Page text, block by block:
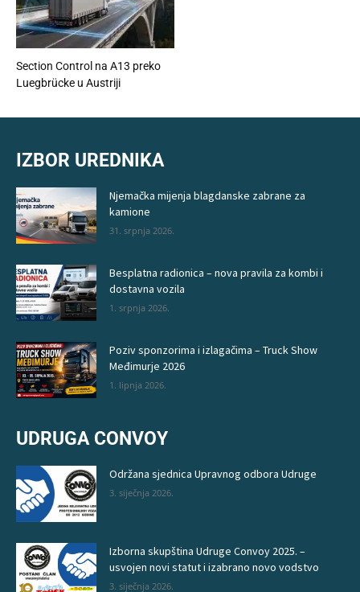
Section Control na A13 preko
Luegbrücke u Austriji
IZBOR UREDNIKA
Njemačka mijenja blagdanske zabrane za
kamione
31. srpnja 2026.
Besplatna radionica – nova pravila za kombi i
dostavna vozila
1. srpnja 2026.
Poziv sponzorima i izlagačima – Truck Show
Međimurje 2026
1. lipnja 2026.
UDRUGA CONVOY
Održana sjednica Upravnog odbora Udruge
3. siječnja 2026.
Izborna skupština Udruge Convoy 2025. –
usvojen novi statut i izabrano novo vodstvo
3. siječnja 2026.